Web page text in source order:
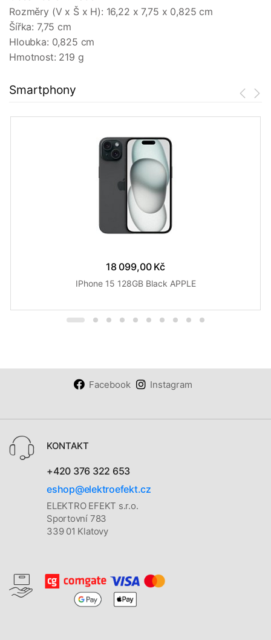
Rozměry (V x Š x H): 16,22 x 7,75 x 0,825 cm
Šířka: 7,75 cm
Hloubka: 0,825 cm
Hmotnost: 219 g
Smartphony
18 099,00 Kč
IPhone 15 128GB Black APPLE
Facebook Instagram
KONTAKT
+420 376 322 653
eshop@elektroefekt.cz
ELEKTRO EFEKT s.r.o.
Sportovní 783
339 01 Klatovy